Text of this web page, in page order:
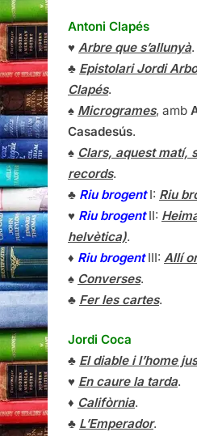
Antoni Clapés
♥ Arbre que s’allunyà.
♣ Epistolari Jordi
Clapés.
♠ Microgrames, amb
Casadesús.
♠ Clars, aquest matí,
records.
♣ Riu brogentI: Riu
♥ Riu brogentII:
helvètica).
♦ Riu brogentIII: Allí
♠ Converses.
♣ Fer les cartes.
Jordi Coca
♣ El diable i l’home
♥ En caure la tarda.
♦ Califòrnia.
♣ L’Emperador.